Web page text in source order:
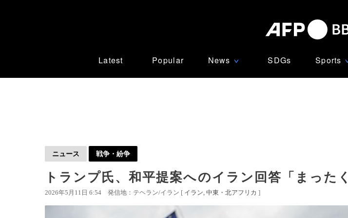
Latest Popular News ∨ SDGs Sports
ニュース 戦争・紛争
トランプ氏、和平提案へのイラン回答「まった
2026年5月11日 6:54 発信地：テヘラン/イラン [ イラン 中東・北アフリカ ]